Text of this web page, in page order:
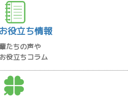
役立ち情報
たちの声や
役立ちコラム